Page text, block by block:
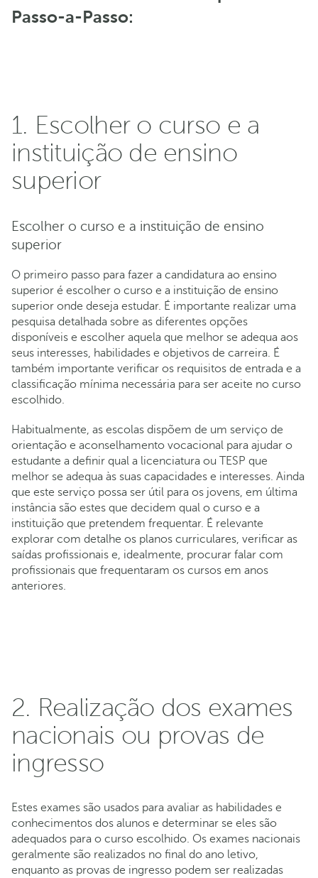
Passo-a-Passo:
1. Escolher o curso e a
instituição de ensino
superior
Escolher o curso e a instituição de ensino
superior
O primeiro passo para fazer a candidatura ao ensino
superior é escolher o curso e a instituição de ensino
superior onde deseja estudar. É importante realizar uma
pesquisa detalhada sobre as diferentes opções
disponíveis e escolher aquela que melhor se adequa aos
seus interesses, habilidades e objetivos de carreira. É
também importante verificar os requisitos de entrada e a
classificação mínima necessária para ser aceite no curso
escolhido.
Habitualmente, as escolas dispõem de um serviço de
orientação e aconselhamento vocacional para ajudar o
estudante a definir qual a licenciatura ou TESP que
melhor se adequa às suas capacidades e interesses. Ainda
que este serviço possa ser útil para os jovens, em última
instância são estes que decidem qual o curso e a
instituição que pretendem frequentar. É relevante
explorar com detalhe os planos curriculares, verificar as
saídas profissionais e, idealmente, procurar falar com
profissionais que frequentaram os cursos em anos
anteriores.
2. Realização dos exames
nacionais ou provas de
ingresso
Estes exames são usados para avaliar as habilidades e
conhecimentos dos alunos e determinar se eles são
adequados para o curso escolhido. Os exames nacionais
geralmente são realizados no final do ano letivo,
enquanto as provas de ingresso podem ser realizadas